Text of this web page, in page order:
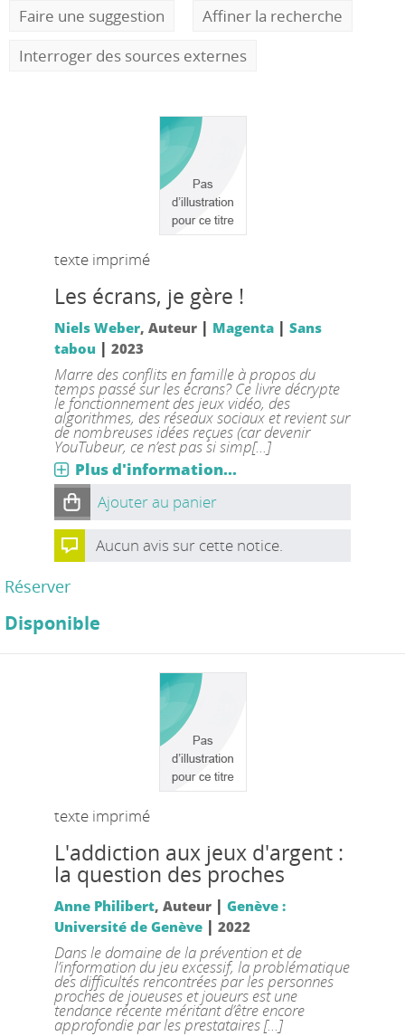
Faire une suggestion
Affiner la recherche
Interroger des sources externes
texte imprimé
Les écrans, je gère !
Niels Weber, Auteur | Magenta| Sans
tabou | 2023
Marre des conflits en famille à propos du
temps passé sur les écrans? Ce livre décrypte
le fonctionnement des jeux vidéo, des
algorithmes, des réseaux sociaux et revient sur
de nombreuses idées reçues (car devenir
YouTubeur, ce n’est pas si simp[...]
Plus d'information...
Ajouter au panier
Aucun avis sur cette notice.
Réserver
Disponible
texte imprimé
L'addiction aux jeux d'argent :
la question des proches
Anne Philibert, Auteur | Genève :
Université de Genève| 2022
Dans le domaine de la prévention et de
l’information du jeu excessif, la problématique
des difficultés rencontrées par les personnes
proches de joueuses et joueurs est une
tendance récente méritant d’être encore
approfondie par les prestataires [...]